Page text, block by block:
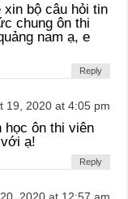
xin bộ câu hỏi tin
chung ôn thi
nam ạ, e
Reply
19, 2020 at 4:05 pm
học ôn thi viên
ạ!
Reply